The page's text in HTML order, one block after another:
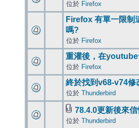
位於 Firefox
Firefox 有單一限制
嗎?
位於 Firefox
重灌後，在youtube
位於 Firefox
終於找到v68-v74修
位於 Thunderbird
78.4.0更新後來
位於 Thunderbird